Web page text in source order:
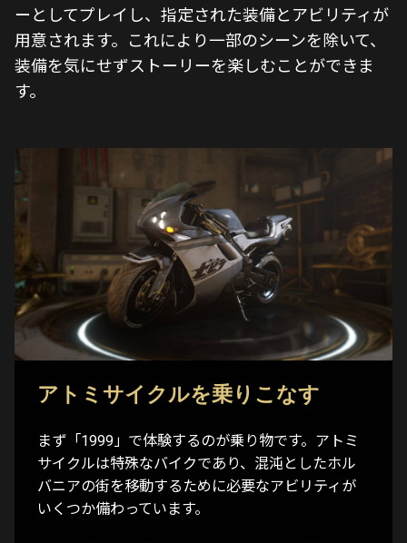
ーとしてプレイし、指定された装備とアビリティが
用意されます。これにより一部のシーンを除いて、
装備を気にせずストーリーを楽しむことができま
す。
アトミサイクルを乗りこなす
まず「1999」で体験するのが乗り物です。アトミ
サイクルは特殊なバイクであり、混沌としたホル
バニアの街を移動するために必要なアビリティが
いくつか備わっています。